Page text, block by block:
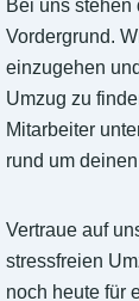
Bei uns
Vordergrund.
einzugehen
Umzug zu
Mitarbeiter
rund um
Vertraue auf
stressfreien
noch heute für